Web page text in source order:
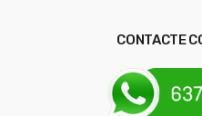
CONTACTE